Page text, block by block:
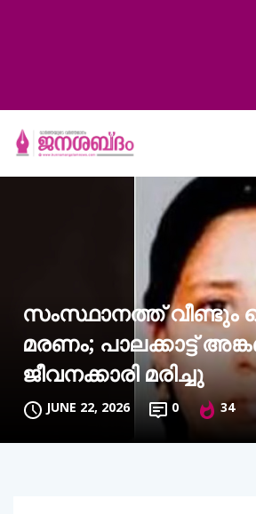
സംസ്ഥാനത്ത് വീണ്ടും
മരണം; പാലക്കാട്ട്
ജീവനക്കാരി മരിച്ചു
JUNE 22, 2026 0 34